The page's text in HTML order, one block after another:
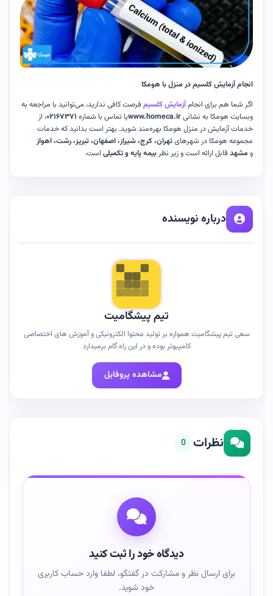
انجام آزمایش کلسیم در منزل با هومکا
اگر شما هم برای انجامآزمایش کلسیم فرصت کافی ندارید، می‌توانید با مراجعه به
وبسایت هومکا به نشانیwww.homeca.irیا تماس با شماره ۰۲۱۶۷۳۷۱، از
خدمات آزمایش در منزل هومکا بهره‌مند شوید. بهتر است بدانید که خدمات
مجموعه هومکا در شهرهایتهران، کرج، شیراز، اصفهان، تبریز، رشت، اهواز
ومشهد قابل ارائه است و زیر نظر بیمه پایه و تکمیلی است.
درباره نویسنده
تیم پیشگامیت
سعی تیم پیشگامیت همواره بر تولید محتوا الکترونیکی و آموزش های اختصاصی
کامپیوتر بوده و در این راه گام برمیدارد
مشاهده پروفایل
نظرات 0
دیدگاه خود را ثبت کنید
برای ارسال نظر و مشارکت در گفتگو، لطفا وارد حساب کاربری
خود شوید.